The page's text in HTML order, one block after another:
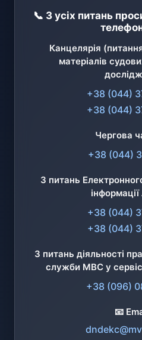
📞 З усіх питань
Канцелярія
матеріалів
+38 (044)
+38 (044)
Чергова
+38 (044)
З питань
+38 (044)
+38 (044)
З питань діяльності
служби МВС у
+38 (096)
📧